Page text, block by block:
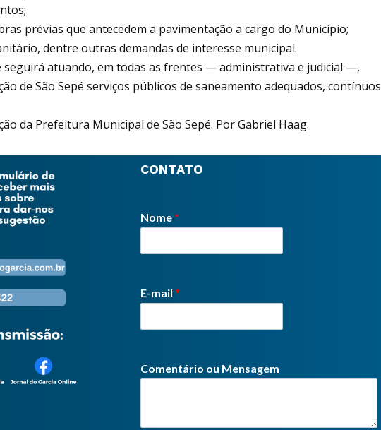
prévias que antecedem a pavimentação a cargo do Município;
dentre outras demandas de interesse municipal.
seguirá atuando, em todas as frentes — administrativa e judicial —,
de São Sepé serviços públicos de saneamento adequados, contínuos
da Prefeitura Municipal de São Sepé. Por Gabriel Haag.
CONTATO
Nome*
E-mail *
Comentário ou Mensagem